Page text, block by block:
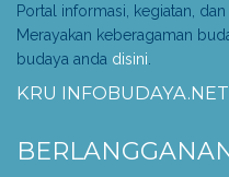
Portal informasi, kegiatan,
Merayakan keberagaman
budaya anda disini
KRU INFOBUDAYA.NET